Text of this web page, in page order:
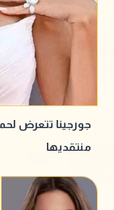
جورجينا تتعرض
منتقديها